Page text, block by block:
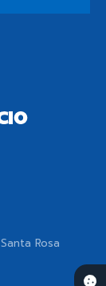
Rosa